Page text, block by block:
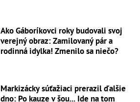
Ako Gáboríkovci roky budovali svoj
verejný obraz: Zamilovaný pár a
rodinná idylka! Zmenilo sa niečo?
Markizácky súťažiaci prerazil ďalšie
dno: Po kauze v šou... Ide na tom